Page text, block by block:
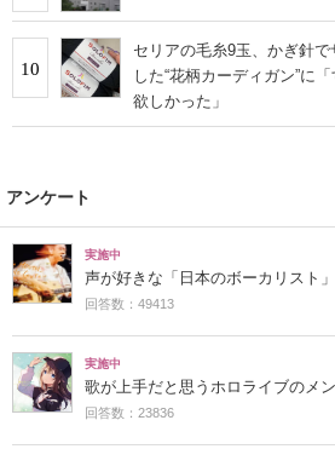
10
セリアの毛糸9玉、かぎ
した“花柄カーディガン”に
欲しかった」
アンケート
実施中
声が好きな「日本のボーカリスト
回答数：49413
実施中
歌が上手だと思うホロライブのメ
回答数：23836